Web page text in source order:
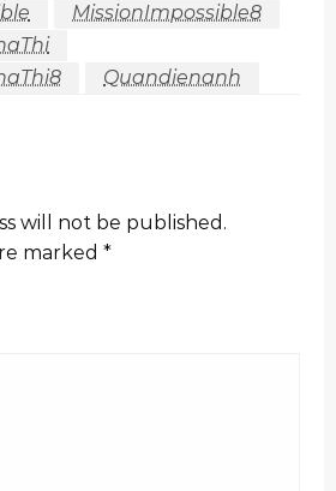
MissionImpossible8
Quandienanh
will not be published.
marked *